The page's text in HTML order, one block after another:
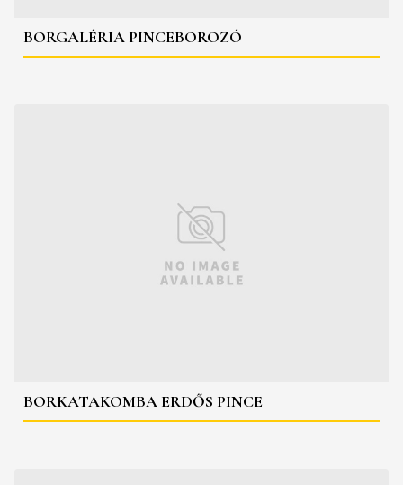
BORGALÉRIA PINCEBOROZÓ
BORKATAKOMBA ERDŐS PINCE